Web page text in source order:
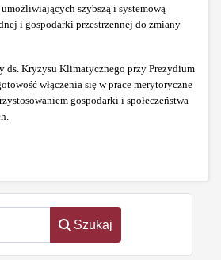
Szukaj
szybszą i systemową
i gospodarki przestrzennej do zmiany
ds. Kryzysu Klimatycznego przy Prezydium
włączenia się w prace merytoryczne
gospodarki i społeczeństwa